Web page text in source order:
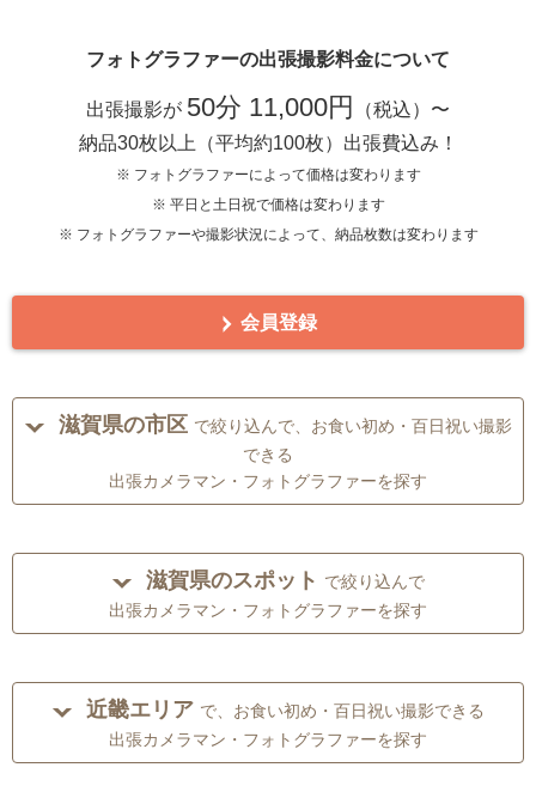
フォトグラファーの出張撮影料金について
出張撮影が 50分 11,000円
（税込）〜
納品30枚以上（平均約100枚）出張費込み！
※ フォトグラファーによって価格は変わります
※ 平日と土日祝で価格は変わります
※ フォトグラファーや撮影状況によって、納品枚数は変わります
会員登録
滋賀県の市区 で絞り込んで、お食い初め・百日祝い撮影
できる
出張カメラマン・フォトグラファーを探す
滋賀県のスポット で絞り込んで
出張カメラマン・フォトグラファーを探す
近畿エリア で、お食い初め・百日祝い撮影できる
出張カメラマン・フォトグラファーを探す